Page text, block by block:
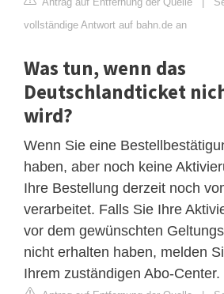
vollständige Antwort auf bahn.de an
Was tun, wenn das
Deutschlandticket
wird?
Wenn Sie eine
haben, aber noch keine
Ihre Bestellung derzeit noch
verarbeitet. Falls Sie Ihre
vor dem gewünschten
nicht erhalten haben, melden
Ihrem zuständigen Abo-Center.